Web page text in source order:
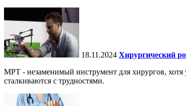
18.11.2024 Хирургический
МРТ - незаменимый инструмент для хирургов, хотя
сталкиваются с трудностями.